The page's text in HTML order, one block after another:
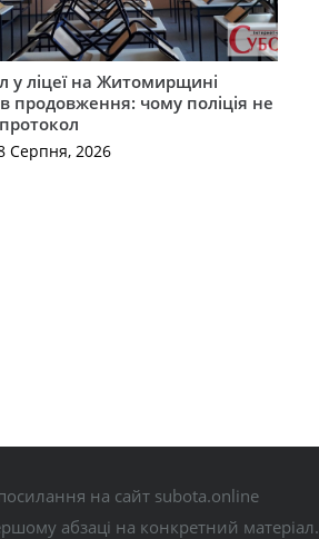
у ліцеї на Житомирщині
продовження: чому поліція не
Серпня, 2026
на сайт subota.online
абзаці на конкретний матеріал.